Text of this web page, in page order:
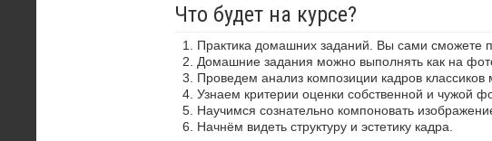
Что будет на курсе?
Практика домашних заданий. Вы сами сможете
Домашние задания можно выполнять как на
Проведем анализ композиции кадров
Узнаем критерии оценки собственной и чужой
Научимся сознательно компоновать
Начнём видеть структуру и эстетику кадра.